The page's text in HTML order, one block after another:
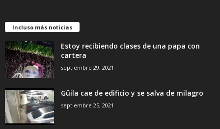
Incluso más noticias
Estoy recibiendo clases de una papa con
cartera
septiembre 29, 2021
Güila cae de edificio y se salva de milagro
septiembre 25, 2021